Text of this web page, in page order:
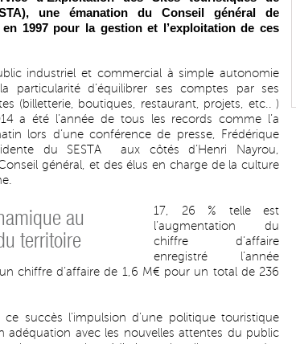
une émanation du Conseil général de
en 1997 pour la gestion et l’exploitation de ces
industriel et commercial à simple autonomie
particularité d’équilibrer ses comptes par ses
(billetterie, boutiques, restaurant, projets, etc.. )
a été l’année de tous les records comme l’a
lors d’une conférence de presse, Frédérique
du SESTA aux côtés d’Henri Nayrou,
général, et des élus en charge de la culture
au
territoire
17, 26 % telle est
l’augmentation du
chiffre d’affaire
enregistré l’année
chiffre d’affaire de 1,6 M€ pour un total de 236
ce succès l’impulsion d’une politique touristique
adéquation avec les nouvelles attentes du public